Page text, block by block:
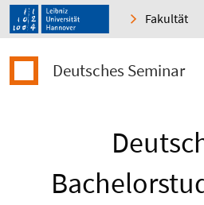
Fakultät
Deutsches Seminar